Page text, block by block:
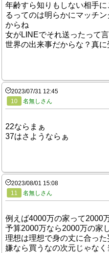
年齢すら知りもしない相手
るってのは明らかにマッチ
からね
女がLINEでそれ送ったって
世界の出来事だからな？真に
2023/07/31 12:45
10
名無しさん
22ならまぁ
37はさようならぁ
2023/08/01 15:08
11
名無しさん
例えば4000万の家って2000
予算2000万なら2000万の家
理想は理想で身の丈に合っ
嫌なら買うなの次元じゃな